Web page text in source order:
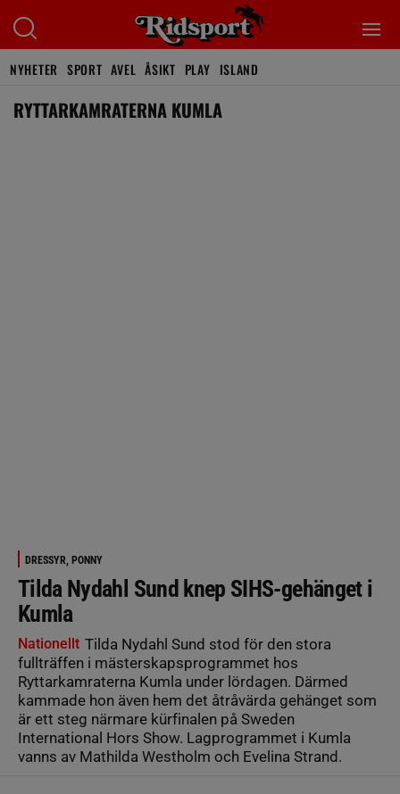
NYHETER SPORT AVEL ÅSIKT PLAY ISLAND
RYTTARKAMRATERNA KUMLA
DRESSYR, PONNY
Tilda Nydahl Sund knep SIHS-gehänget i
Kumla
Nationellt Tilda Nydahl Sund stod för den stora
fullträffen i mästerskapsprogrammet hos
Ryttarkamraterna Kumla under lördagen. Därmed
kammade hon även hem det åtråvärda gehänget som
är ett steg närmare kürfinalen på Sweden
International Hors Show. Lagprogrammet i Kumla
vanns av Mathilda Westholm och Evelina Strand.